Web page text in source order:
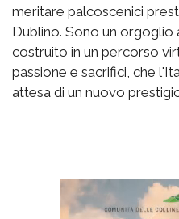
meritare palcoscenici
Dublino. Sono un orgoglio
costruito in un percorso
passione e sacrifici, che
attesa di un nuovo